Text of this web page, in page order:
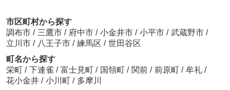
市区町村から探す
調布市 / 三鷹市 / 府中市 / 小金井市 / 小平市 / 武蔵野市 /
立川市 / 八王子市 / 練馬区 / 世田谷区
町名から探す
栄町 / 下連雀 / 富士見町 / 国領町 / 関前 / 前原町 / 牟礼 /
花小金井 / 小川町 / 多摩川